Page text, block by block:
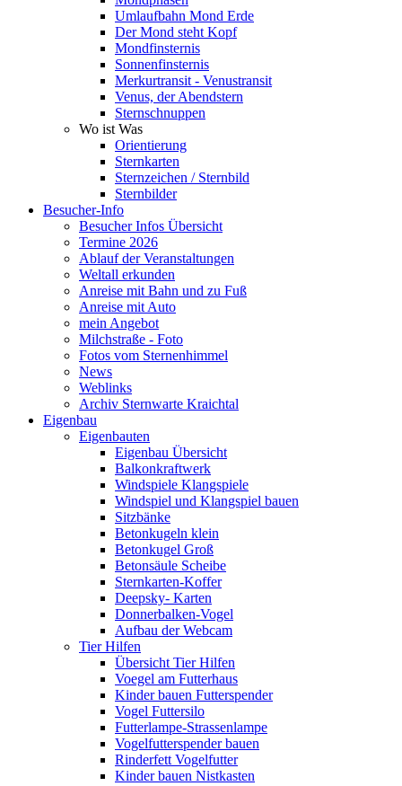
Umlaufbahn Mond Erde
Der Mond steht Kopf
Mondfinsternis
Sonnenfinsternis
Merkurtransit - Venustransit
Venus, der Abendstern
Sternschnuppen
Wo ist Was
Orientierung
Sternkarten
Sternzeichen / Sternbild
Sternbilder
Besucher-Info
Besucher Infos Übersicht
Termine 2026
Ablauf der Veranstaltungen
Weltall erkunden
Anreise mit Bahn und zu Fuß
Anreise mit Auto
mein Angebot
Milchstraße - Foto
Fotos vom Sternenhimmel
News
Weblinks
Archiv Sternwarte Kraichtal
Eigenbau
Eigenbauten
Eigenbau Übersicht
Balkonkraftwerk
Windspiele Klangspiele
Windspiel und Klangspiel bauen
Sitzbänke
Betonkugeln klein
Betonkugel Groß
Betonsäule Scheibe
Sternkarten-Koffer
Deepsky- Karten
Donnerbalken-Vogel
Aufbau der Webcam
Tier Hilfen
Übersicht Tier Hilfen
Voegel am Futterhaus
Kinder bauen Futterspender
Vogel Futtersilo
Futterlampe-Strassenlampe
Vogelfutterspender bauen
Rinderfett Vogelfutter
Kinder bauen Nistkasten